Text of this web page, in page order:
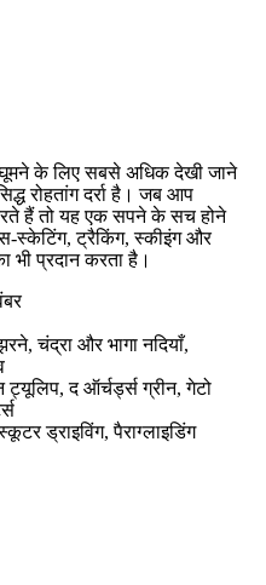
घूमने के लिए सबसे अधिक देखी जाने
रोहतांग दर्रा है। जब आप
हैं तो यह एक सपने के सच होने
स्केटिंग, ट्रैकिंग, स्कीइंग और
भी प्रदान करता है।
चंद्रा और भागा नदियाँ,
ट्यूलिप, द ऑर्चर्ड्स ग्रीन, गेटो
ड्राइविंग, पैराग्लाइडिंग